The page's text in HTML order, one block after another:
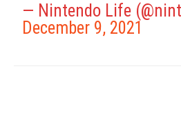
— Nintendo Life
December 9, 2021